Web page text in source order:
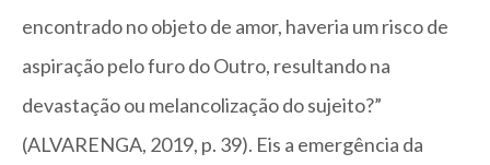
encontrado no objeto de amor, haveria um risco de
aspiração pelo furo do Outro, resultando na
devastação ou melancolização do sujeito?”
(ALVARENGA, 2019, p. 39). Eis a emergência da